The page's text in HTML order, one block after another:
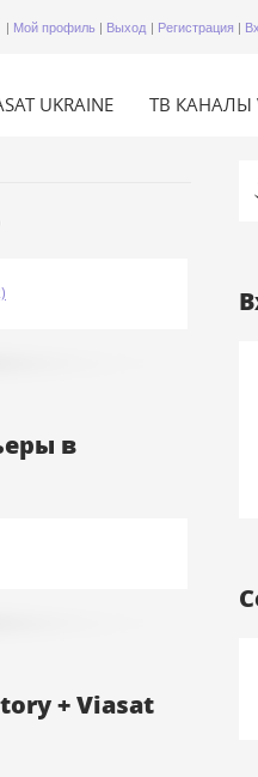
| Мой профиль | Выход | Регистрация |
UKRAINE ТВ КАНАЛЫ
в
+ Viasat